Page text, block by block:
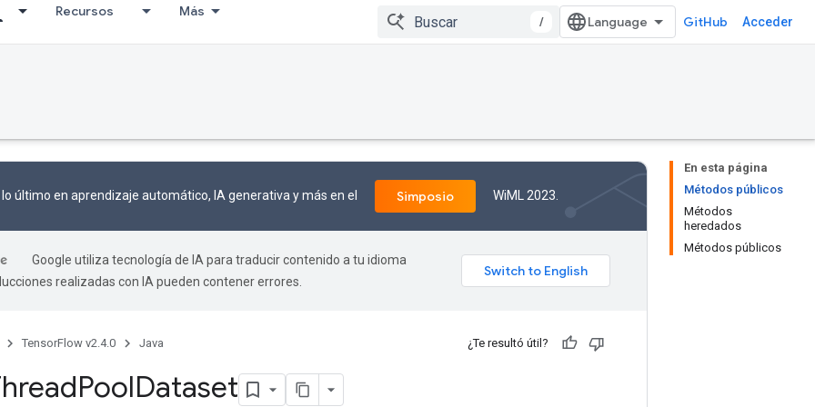
Recursos Más
/ GitHub Acceder
En esta página
Métodos públicos
Métodos
heredados
Métodos públicos
último en aprendizaje automático, IA generativa y más en el Simposio WiML 2023.
Google utiliza tecnología de IA para traducir contenido a tu idioma
realizadas con IA pueden contener errores.
TensorFlow v2.4.0 Java ¿Te resultó útil?
PoolDataset